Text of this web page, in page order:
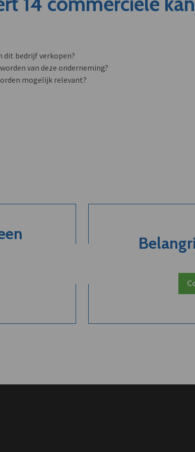
dit bedrijf verkopen?
van deze onderneming?
mogelijk relevant?